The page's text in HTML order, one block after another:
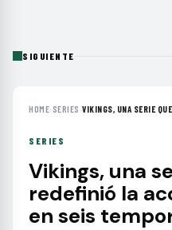
SIGUIENTE
HOME› SERIES ›VIKINGS, UNA SERIE
SERIES
Vikings, una
redefinió la
en seis